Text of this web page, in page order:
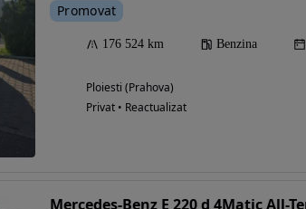
Promovat
176 524 km Benzina
Ploiesti (Prahova)
Privat • Reactualizat